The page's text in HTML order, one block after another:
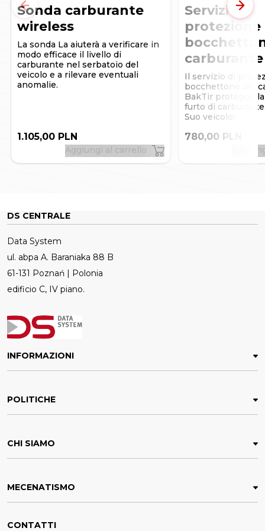
computer standard.
Precedente
Sonda carburante
wireless
La sonda La aiuterà a verificare in
modo efficace il livello di
carburante nel serbatoio del
veicolo e a rilevare eventuali
anomalie.
1.105,00 PLN
Aggiungi al carrello
Servizio di
protezione
Il servizio di
bocchettone del
BakTir protegge
furto di
Suo veicolo!
780,00 PLN
DS CENTRALE
Data System
ul. abpa A. Baraniaka 88 B
61-131 Poznań | Polonia
edificio C, IV piano.
INFORMAZIONI
POLITICHE
CHI SIAMO
MECENATISMO
CONTATTI